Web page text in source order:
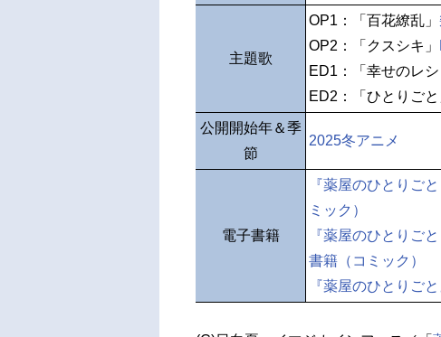
主題歌
OP1：「百花繚乱」
OP2：「クスシキ」
ED1：「幸せのレ
ED2：「ひとりご
公開開始年＆季
節
2025冬アニメ
電子書籍
『薬屋のひとりご
ミック）
『薬屋のひとりご
書籍（コミック）
『薬屋のひとりご